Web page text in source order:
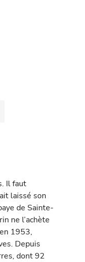
Il faut
laissé son
de Sainte-
ne l’achète
1953,
Depuis
dont 92